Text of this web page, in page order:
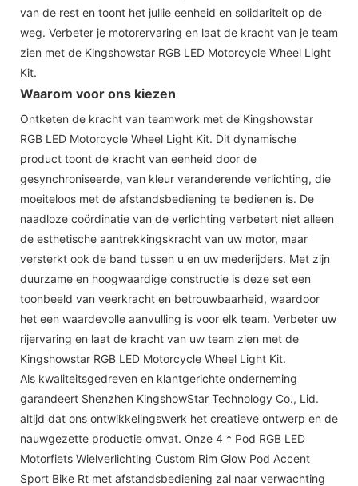
van de rest en toont het jullie eenheid en solidariteit op de
weg. Verbeter je motorervaring en laat de kracht van je team
zien met de Kingshowstar RGB LED Motorcycle Wheel Light
Kit.
Waarom voor ons kiezen
Ontketen de kracht van teamwork met de Kingshowstar
RGB LED Motorcycle Wheel Light Kit. Dit dynamische
product toont de kracht van eenheid door de
gesynchroniseerde, van kleur veranderende verlichting, die
moeiteloos met de afstandsbediening te bedienen is. De
naadloze coördinatie van de verlichting verbetert niet alleen
de esthetische aantrekkingskracht van uw motor, maar
versterkt ook de band tussen u en uw mederijders. Met zijn
duurzame en hoogwaardige constructie is deze set een
toonbeeld van veerkracht en betrouwbaarheid, waardoor
het een waardevolle aanvulling is voor elk team. Verbeter uw
rijervaring en laat de kracht van uw team zien met de
Kingshowstar RGB LED Motorcycle Wheel Light Kit.
Als kwaliteitsgedreven en klantgerichte onderneming
garandeert Shenzhen KingshowStar Technology Co., Lid.
altijd dat ons ontwikkelingswerk het creatieve ontwerp en de
nauwgezette productie omvat. Onze 4 * Pod RGB LED
Motorfiets Wielverlichting Custom Rim Glow Pod Accent
Sport Bike Rt met afstandsbediening zal naar verwachting